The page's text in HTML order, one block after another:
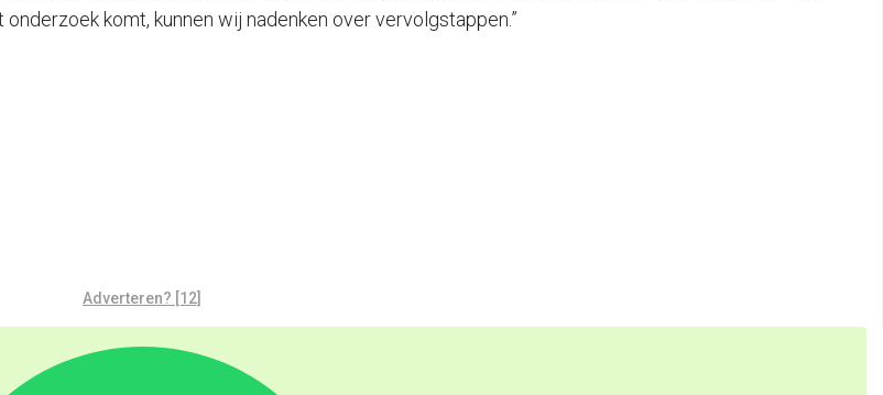
komt, kunnen wij nadenken over vervolgstappen.”
Adverteren? [12]